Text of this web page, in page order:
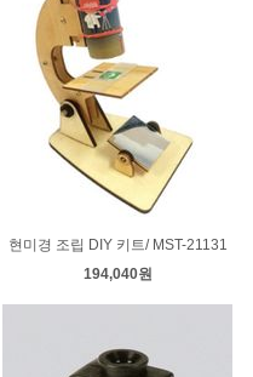
현미경 조립 DIY 키트/ MST-21131
194,040원